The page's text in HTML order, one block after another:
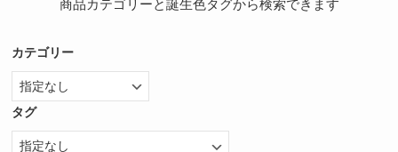
商品カテゴリーと誕生色タグから検索できます
カテゴリー
タグ